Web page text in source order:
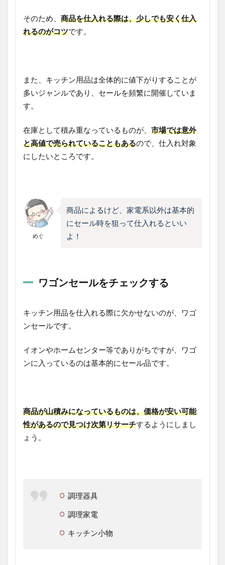
そのため、 商品を仕入れる際は、少しでも安く仕入
れるのがコツです。
また、キッチン用品は全体的に値下がりすることが
多いジャンルであり、セールを頻繁に開催していま
す。
在庫として積み重なっているものが、 市場では意外
と高値で売られていることもあるので、仕入れ対象
にしたいところです。
めぐ
商品によるけど、家電系以外は基本的
にセール時を狙って仕入れるといい
よ！
ワゴンセールをチェックする
キッチン用品を仕入れる際に欠かせないのが、ワゴ
ンセールです。
イオンやホームセンター等でありがちですが、ワゴ
ンに入っているのは基本的にセール品です。
商品が山積みになっているものは、価格が安い可能
性があるので見つけ次第リサーチするようにしまし
ょう。
調理器具
調理家電
キッチン小物